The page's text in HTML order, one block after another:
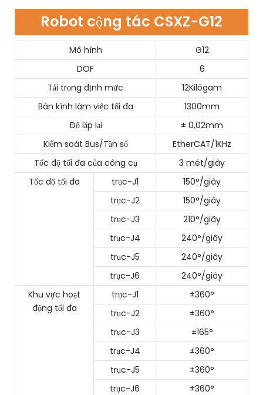
Robot cộng tác CSXZ-G12
Mô hình
G12
DOF
6
Tải trọng định mức
12Kilôgam
Bán kính làm việc tối đa
1300mm
Độ lặp lại
± 0,02mm
Kiểm soát Bus/Tần số
EtherCAT/1KHz
Tốc độ tối đa của công cụ
3 mét/giây
Tốc độ tối đa
trục-J1
150°/giây
trục-J2
150°/giây
trục-J3
210°/giây
trục-J4
240°/giây
trục-J5
240°/giây
trục-J6
240°/giây
Khu vực hoạt
động tối đa
trục-J1
±360°
trục-J2
±360°
trục-J3
±165°
trục-J4
±360°
trục-J5
±360°
trục-J6
±360°